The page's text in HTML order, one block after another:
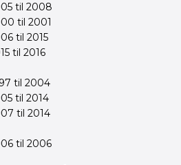
til 2008
til 2001
til 2015
til 2016
til 2004
til 2014
til 2014
til 2006